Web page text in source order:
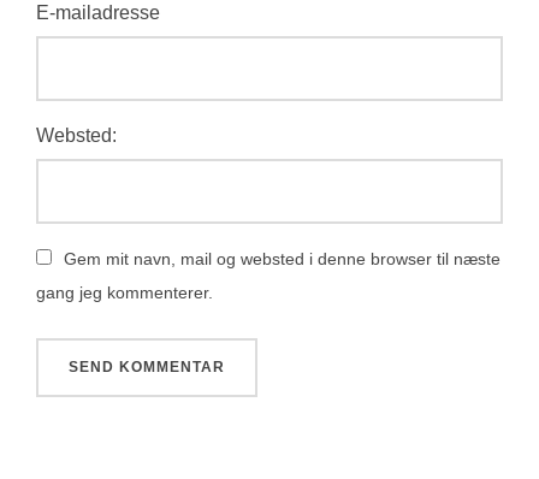
E-mailadresse
Websted:
Gem mit navn, mail og websted i denne browser til næste
gang jeg kommenterer.